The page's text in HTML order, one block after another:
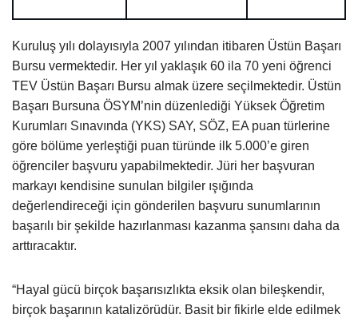
Kuruluş yılı dolayısıyla 2007 yılından itibaren Üstün Başarı
Bursu vermektedir. Her yıl yaklaşık 60 ila 70 yeni öğrenci
TEV Üstün Başarı Bursu almak üzere seçilmektedir. Üstün
Başarı Bursuna ÖSYM’nin düzenlediği Yüksek Öğretim
Kurumları Sınavında (YKS) SAY, SÖZ, EA puan türlerine
göre bölüme yerleştiği puan türünde ilk 5.000’e giren
öğrenciler başvuru yapabilmektedir. Jüri her başvuran
markayı kendisine sunulan bilgiler ışığında
değerlendireceği için gönderilen başvuru sunumlarının
başarılı bir şekilde hazırlanması kazanma şansını daha da
arttıracaktır.
“Hayal gücü birçok başarısızlıkta eksik olan bileşkendir,
birçok başarının katalizörüdür. Basit bir fikirle elde edilmek